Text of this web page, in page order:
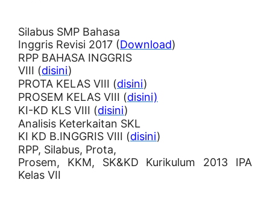
Silabus SMP Bahasa
Inggris Revisi 2017 (Download)
RPP BAHASA INGGRIS
VIII (disini)
PROTA KELAS VIII (disini)
PROSEM KELAS VIII (disini)
KI-KD KLS VIII (disini)
Analisis Keterkaitan SKL
KI KD B.INGGRIS VIII (disini)
RPP, Silabus, Prota,
Prosem, KKM, SK&KD Kurikulum 2013 IPA
Kelas VII